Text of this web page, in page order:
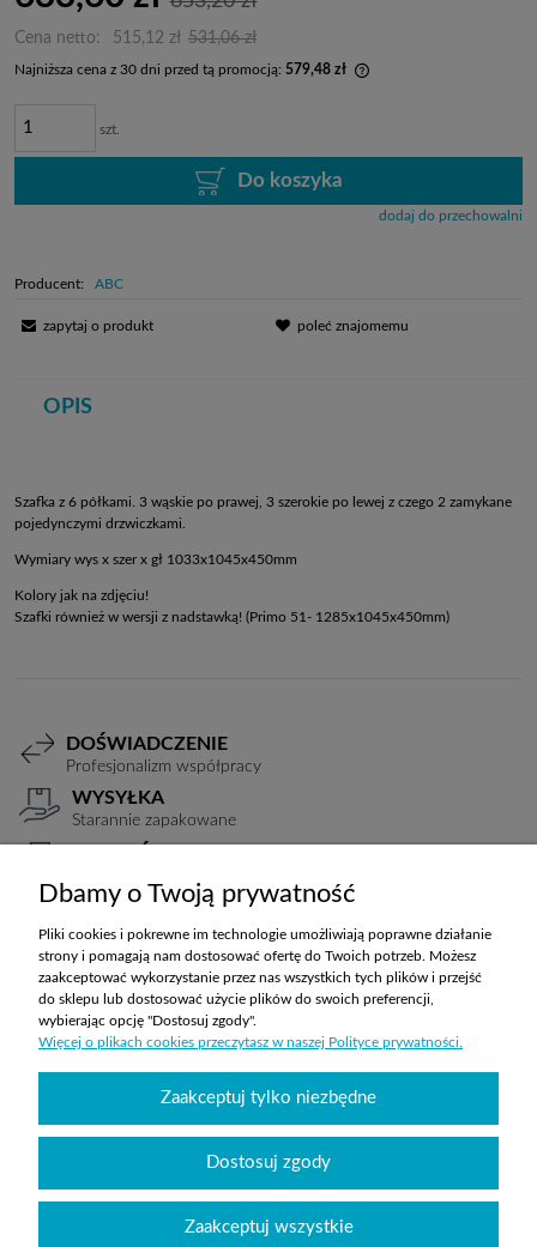
Cena netto: 515,12 zł 531,06 zł
Najniższa cena z 30 dni przed tą promocją: 579,48 zł
szt.
Do koszyka
dodaj do przechowalni
Producent: ABC
zapytaj o produkt poleć znajomemu
OPIS
Szafka z 6 półkami. 3 wąskie po prawej, 3 szerokie po lewej z czego 2 zamykane
pojedynczymi drzwiczkami.
Wymiary wys x szer x gł 1033x1045x450mm
Kolory jak na zdjęciu!
Szafki również w wersji z nadstawką! (Primo 51- 1285x1045x450mm)
DOŚWIADCZENIE
Profesjonalizm współpracy
WYSYŁKA
Starannie zapakowane
TRANSPORT
Koszty ustalane indywidualnie
ZAKUPY
POMOC
MOJE KONTO
Dbamy o Twoją prywatność
Pliki cookies i pokrewne im technologie umożliwiają poprawne działanie
strony i pomagają nam dostosować ofertę do Twoich potrzeb. Możesz
zaakceptować wykorzystanie przez nas wszystkich tych plików i przejść
do sklepu lub dostosować użycie plików do swoich preferencji,
wybierając opcję "Dostosuj zgody".
Więcej o plikach cookies przeczytasz w naszej Polityce prywatności.
Zaakceptuj tylko niezbędne
Dostosuj zgody
Zaakceptuj wszystkie